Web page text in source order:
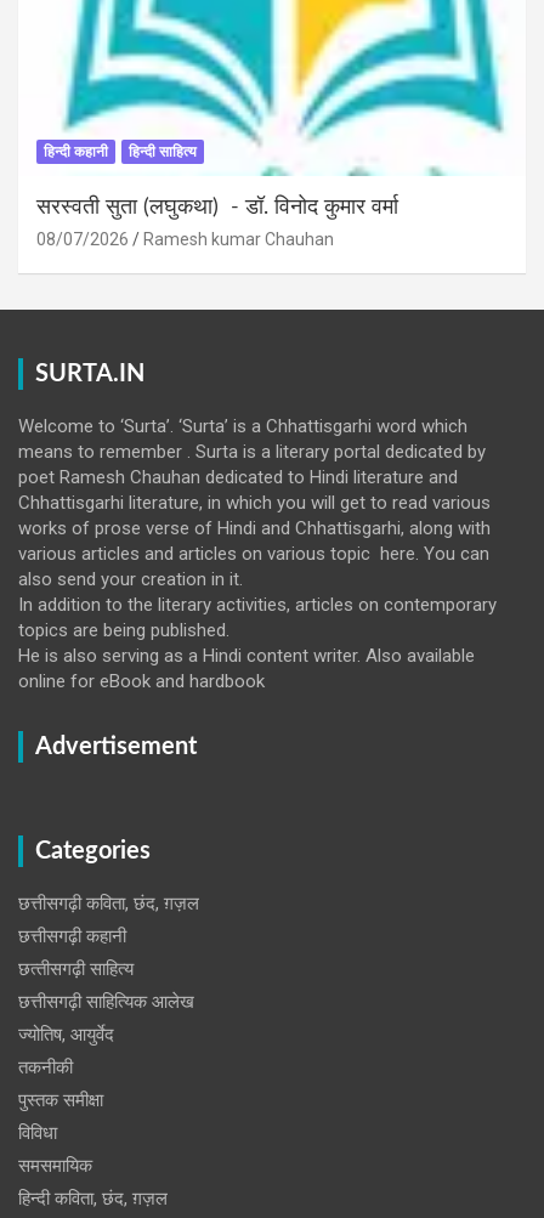
हिन्दी कहानी हिन्दी साहित्य
सरस्वती सुता (लघुकथा) ​- डॉ. विनोद कुमार वर्मा
08/07/2026 Ramesh kumar Chauhan
SURTA.IN
Welcome to ‘Surta’. ‘Surta’ is a Chhattisgarhi word which
means to remember . Surta is a literary portal dedicated by
poet Ramesh Chauhan dedicated to Hindi literature and
Chhattisgarhi literature, in which you will get to read various
works of prose verse of Hindi and Chhattisgarhi, along with
various articles and articles on various topic here. You can
also send your creation in it.
In addition to the literary activities, articles on contemporary
topics are being published.
He is also serving as a Hindi content writer. Also available
online for eBook and hardbook
Advertisement
Categories
छत्तीसगढ़ी कविता, छंद, ग़ज़ल
छत्तीसगढ़ी कहानी
छत्‍तीसगढ़ी साहित्‍य
छत्तीसगढ़ी साहित्यिक आलेख
ज्योतिष, आयुर्वेद
तकनीकी
पुस्‍तक समीक्षा
विविधा
समसमायिक
हिन्दी कविता, छंद, ग़ज़ल